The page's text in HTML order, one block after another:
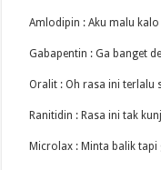
Amlodipin : Aku malu
Gabapentin : Ga banget
Oralit : Oh rasa ini terlalu
Ranitidin : Rasa ini tak
Microlax : Minta balik